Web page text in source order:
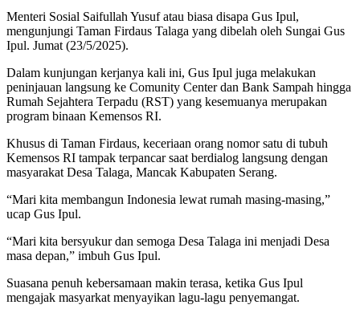
Menteri Sosial Saifullah Yusuf atau biasa disapa Gus Ipul,
mengunjungi Taman Firdaus Talaga yang dibelah oleh Sungai Gus
Ipul. Jumat (23/5/2025).
Dalam kunjungan kerjanya kali ini, Gus Ipul juga melakukan
peninjauan langsung ke Comunity Center dan Bank Sampah hingga
Rumah Sejahtera Terpadu (RST) yang kesemuanya merupakan
program binaan Kemensos RI.
Khusus di Taman Firdaus, keceriaan orang nomor satu di tubuh
Kemensos RI tampak terpancar saat berdialog langsung dengan
masyarakat Desa Talaga, Mancak Kabupaten Serang.
“Mari kita membangun Indonesia lewat rumah masing-masing,”
ucap Gus Ipul.
“Mari kita bersyukur dan semoga Desa Talaga ini menjadi Desa
masa depan,” imbuh Gus Ipul.
Suasana penuh kebersamaan makin terasa, ketika Gus Ipul
mengajak masyarkat menyayikan lagu-lagu penyemangat.